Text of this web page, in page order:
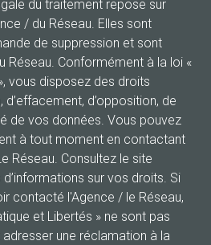
du traitement repose sur
/ du Réseau. Elles sont
de suppression et sont
Réseau. Conformément à la loi «
vous disposez des droits
d’opposition, de
de vos données. Vous pouvez
à tout moment en contactant
Réseau. Consultez le site
d’informations sur vos droits. Si
contacté l'Agence / le Réseau,
et Libertés » ne sont pas
une réclamation à la